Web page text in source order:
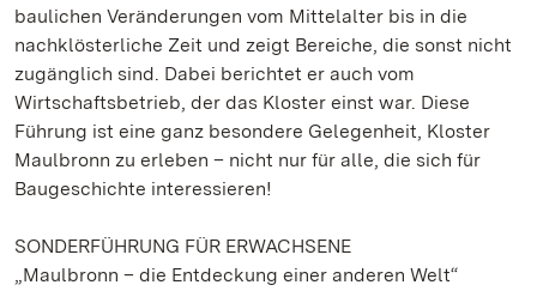
baulichen Veränderungen vom Mittelalter bis in die
nachklösterliche Zeit und zeigt Bereiche, die sonst nicht
zugänglich sind. Dabei berichtet er auch vom
Wirtschaftsbetrieb, der das Kloster einst war. Diese
Führung ist eine ganz besondere Gelegenheit, Kloster
Maulbronn zu erleben – nicht nur für alle, die sich für
Baugeschichte interessieren!
SONDERFÜHRUNG FÜR ERWACHSENE
„Maulbronn – die Entdeckung einer anderen Welt“